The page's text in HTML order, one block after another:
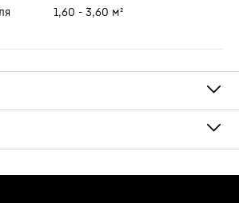
1,60 - 3,60 м²
LH 110 Port Litronic